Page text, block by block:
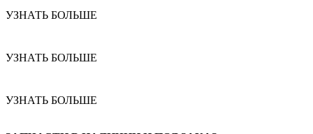
УЗНАТЬ БОЛЬШЕ
УЗНАТЬ БОЛЬШЕ
УЗНАТЬ БОЛЬШЕ